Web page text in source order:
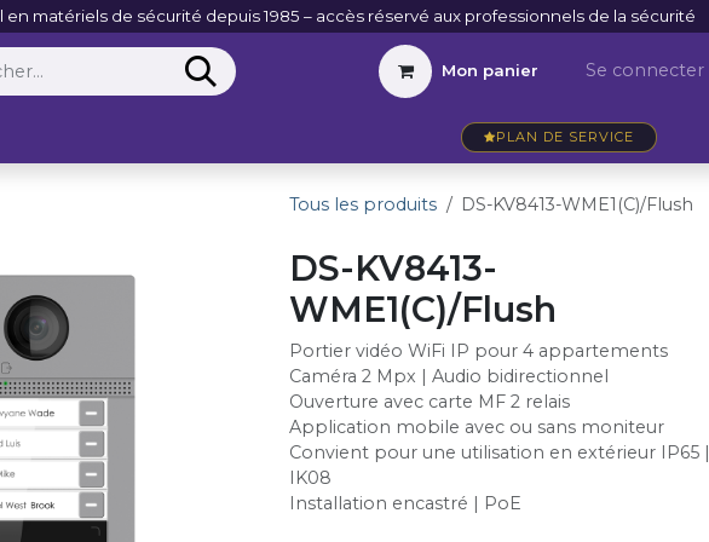
matériels de sécurité depuis 1985 – accès réservé aux professionnels de la sécurité
Mon panier Se connecter
PLAN DE SERVICE
Tous les produits DS-KV8413-WME1(C)/Flush
DS-KV8413-
WME1(C)/Flush
Portier vidéo WiFi IP pour 4 appartements
Caméra 2 Mpx | Audio bidirectionnel
Ouverture avec carte MF 2 relais
Application mobile avec ou sans moniteur
Convient pour une utilisation en extérieur IP65 |
IK08
Installation encastré | PoE